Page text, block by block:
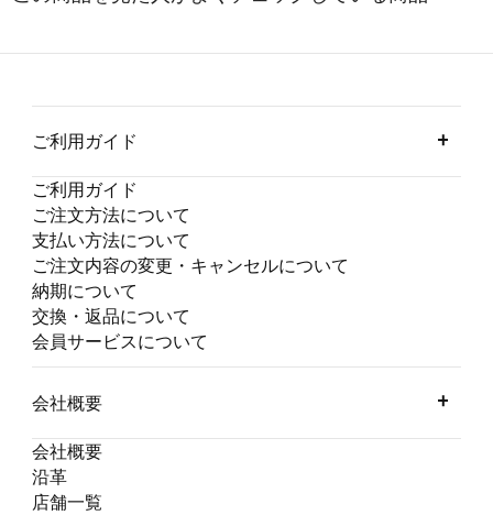
ご利用ガイド
ご利用ガイド
ご注文方法について
支払い方法について
ご注文内容の変更・キャンセルについて
納期について
交換・返品について
会員サービスについて
会社概要
会社概要
沿革
店舗一覧